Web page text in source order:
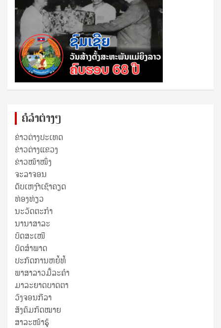
ຄໍລຳຕ່າງໆ
ຂ່າວຕ່າງປະເທດ
ຂ່າວ​ຕ່າງ​ແຂວງ
ຂ່າວໜ້າໜຶ່ງ
ຈະລາຈອນ
ດັບເຫງົາເຊົາຄຽດ
ທ່ອງທ່ຽວ
ນະວັດຕະກໍາ
ນານາສາລະ
ບົດສະເໜີ
ບົດສໍາພາດ
ປະກົດການຫຍໍ້ທໍ້
ພາສາລາວມື້ລະຄຳ
ມາລະຍາດບາດຕາ
ວົງຈອນກີລາ
ສັງຄົມກົດໝາຍ
ສາລະໜ້າຮູ້